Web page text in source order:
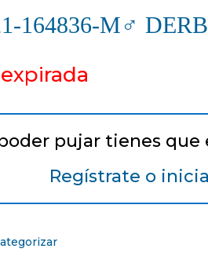
164836-M♂
pujar tienes
Regístrate o